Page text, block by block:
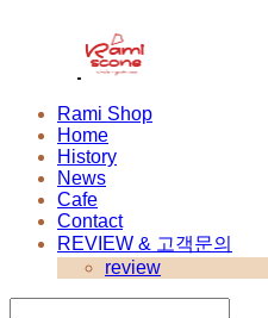
Rami Shop
Home
History
News
Cafe
Contact
REVIEW & 고객문의
review